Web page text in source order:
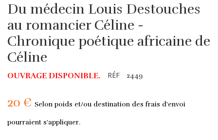
Du médecin Louis Destouches
au romancier Céline -
Chronique poétique africaine de
Céline
OUVRAGE DISPONIBLE. RÉF 2449
20 € Selon poids et/ou destination des frais d'envoi
pourraient s'appliquer.